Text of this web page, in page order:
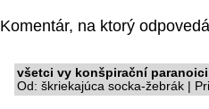
Komentár, na ktorý
všetci vy konšpirační paranoici
Od: škriekajúca socka-žebrák |